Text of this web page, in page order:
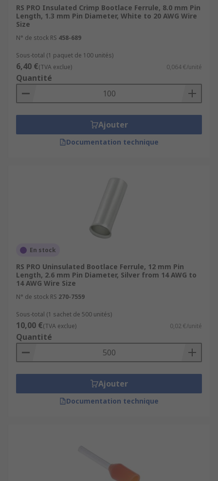
stable connection.
What are bootlace ferrules used for?
Crimp bootlace ferrules are used to provide the
high degree of contact reliability required by a
wide range of applications. They are available in
a variety of designs to suit different wire or cable
sizes.
Where are they used?
Control units
RS PRO Insulated Crimp Bootlace Ferrule, 8.0 mm Pin
Length, 1.3 mm Pin Diameter, White to 20 AWG Wire
Size
N° de stock RS 458-689
Sous-total (1 paquet de 100 unités)
6,40 €(TVA exclue) 0,064 €/unité
Quantité
Ajouter
Documentation technique
En stock
RS PRO Uninsulated Bootlace Ferrule, 12 mm Pin
Length, 2.6 mm Pin Diameter, Silver from 14 AWG to
14 AWG Wire Size
N° de stock RS 270-7559
Sous-total (1 sachet de 500 unités)
10,00 €(TVA exclue) 0,02 €/unité
Quantité
Ajouter
Documentation technique